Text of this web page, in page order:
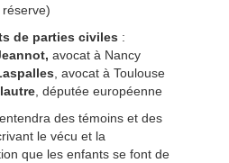
de parties civiles :
avocat à Nancy
, avocat à Toulouse
, députée européenne
des témoins et des
le vécu et la
que les enfants se font de